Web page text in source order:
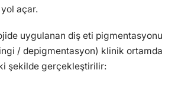
açar.
uygulanan diş eti pigmentasyonu
/ depigmentasyon) klinik ortamda
şekilde gerçekleştirilir: